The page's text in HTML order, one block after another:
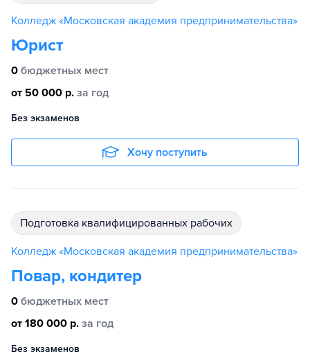
Колледж «Московская академия предпринимательства»
Юрист
0 бюджетных мест
от 50 000 р. за год
Без экзаменов
Хочу поступить
подготовка квалифицированных рабочих
Колледж «Московская академия предпринимательства»
Повар, кондитер
0 бюджетных мест
от 180 000 р. за год
Без экзаменов